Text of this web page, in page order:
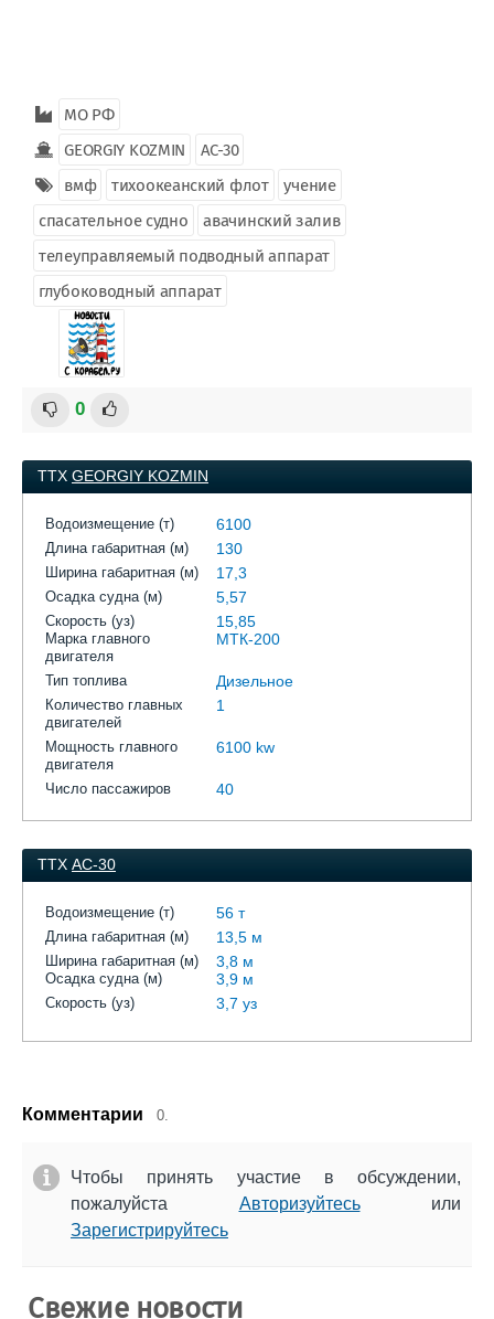
МО РФ
GEORGIY KOZMIN
АС-30
вмф
тихоокеанский флот
учение
спасательное судно
авачинский залив
телеуправляемый подводный аппарат
глубоководный аппарат
0
ТТХ GEORGIY KOZMIN
Водоизмещение (т) 6100
Длина габаритная (м) 130
Ширина габаритная (м) 17,3
Осадка судна (м) 5,57
Скорость (уз) 15,85
Марка главного
двигателя
МТК-200
Тип топлива Дизельное
Количество главных
двигателей
1
Мощность главного
двигателя
6100 kw
Число пассажиров 40
ТТХ АС-30
Водоизмещение (т) 56 т
Длина габаритная (м) 13,5 м
Ширина габаритная (м) 3,8 м
Осадка судна (м) 3,9 м
Скорость (уз) 3,7 уз
Комментарии 0.
Чтобы принять участие в обсуждении,
пожалуйста Авторизуйтесьили
Зарегистрируйтесь
Свежие новости